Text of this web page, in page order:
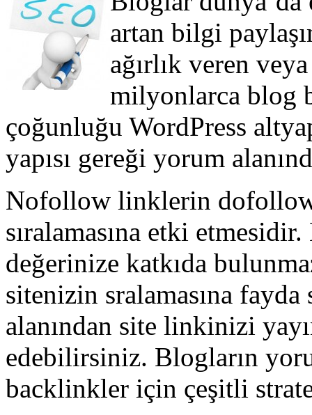
artan bilgi
ağırlık veren
milyonlarca blog
çoğunluğu WordPress
yapısı gereği yorum
Nofollow linklerin
sıralamasına etki
değerinize katkıda
sitenizin sralamasına
alanından site linkinizi
edebilirsiniz. Blogların
backlinkler için çeşitli